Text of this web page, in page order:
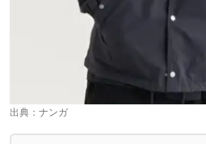
出典： ナンガ